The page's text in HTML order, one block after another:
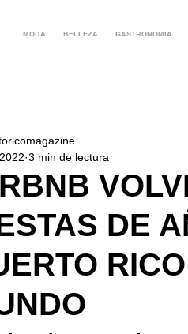
MODA BELLEZA GASTRONOMIA
DE
3 min de lectura